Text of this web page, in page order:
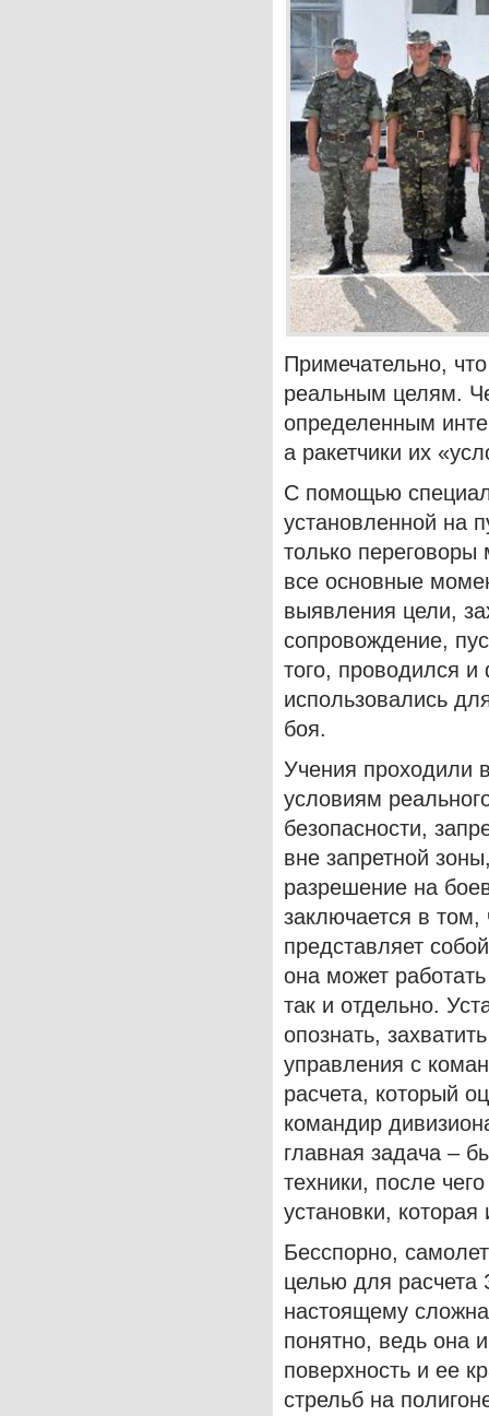
Примечательно,
реальным целям.
определенным
а ракетчики их
С помощью
установленной ​​на
только
все основные
выявления цели,
сопровождение,
того, проводился
использовались
боя.
Учения проходили
условиям
безопасности,
вне запретной
разрешение на
заключается в том,
представляет
она может
так и отдельно.
опознать,
управления с
расчета, который
командир
главная задача –
техники, после
установки, которая
Бесспорно,
целью для
настоящему
понятно, ведь
поверхность и ее
стрельб на